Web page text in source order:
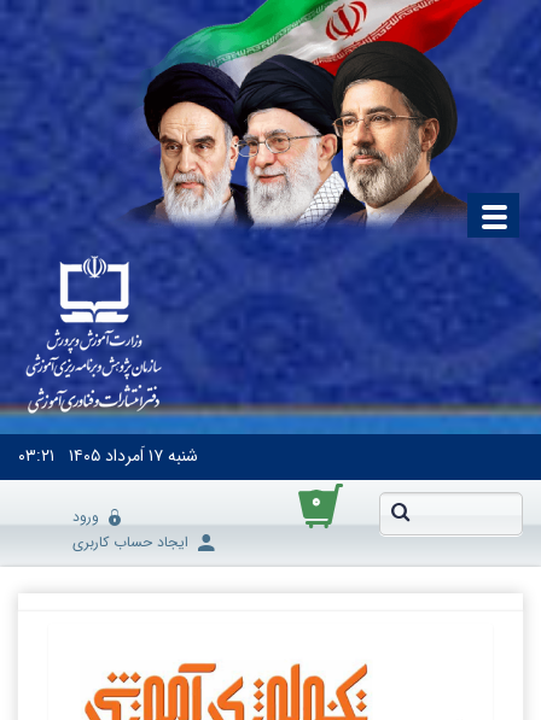
شنبه۱۷ اَمرداد ۱۴۰۵ ۰۳:۲۱
۰
ورود
ایجاد حساب کاربری